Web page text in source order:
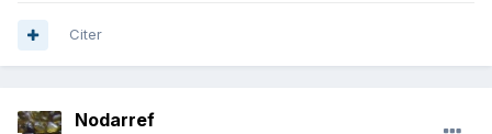
Citer
Nodarref